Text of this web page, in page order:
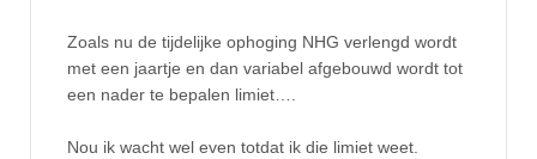
Zoals nu de tijdelijke ophoging NHG verlengd wordt
met een jaartje en dan variabel afgebouwd wordt tot
een nader te bepalen limiet….
Nou ik wacht wel even totdat ik die limiet weet.